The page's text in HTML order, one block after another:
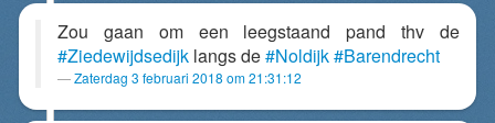
Zou gaan om een leegstaand pand thv de
#Ziedewijdsedijk langs de#Noldijk#Barendrecht
Zaterdag 3 februari 2018 om 21:31:12